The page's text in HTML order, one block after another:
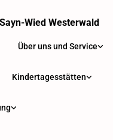
Wied Westerwald
Über uns und Service
Kindertagesstätten